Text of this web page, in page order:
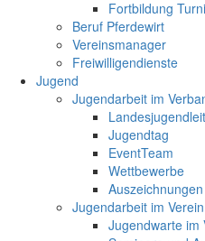
Fortbildung
Beruf Pferdewirt
Vereinsmanager
Freiwilligendienste
Jugend
Jugendarbeit im
Jugendtag
EventTeam
Wettbewerbe
Jugendarbeit im Verein
Jugendwarte im